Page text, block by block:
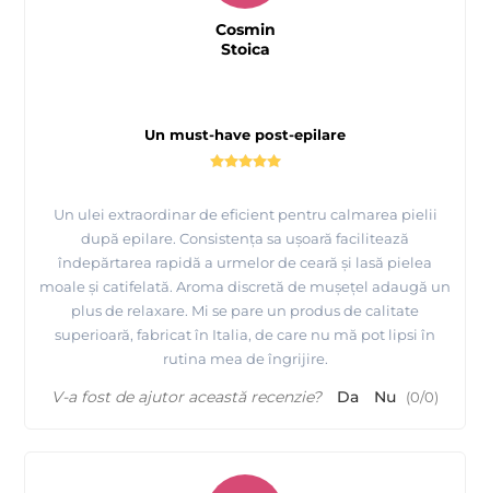
Un must-have post-epilare
Un ulei extraordinar de eficient pentru calmarea pielii
după epilare. Consistența sa ușoară facilitează
îndepărtarea rapidă a urmelor de ceară și lasă pielea
moale și catifelată. Aroma discretă de mușețel adaugă un
plus de relaxare. Mi se pare un produs de calitate
superioară, fabricat în Italia, de care nu mă pot lipsi în
rutina mea de îngrijire.
Cosmin
Stoica
V-a fost de ajutor această recenzie? Da Nu (0/0)